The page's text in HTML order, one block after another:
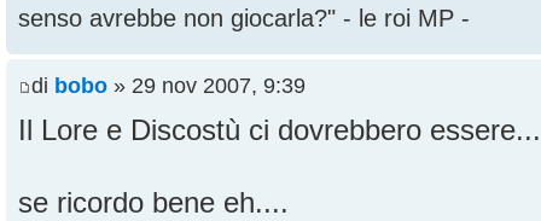
senso avrebbe non giocarla?" - le roi MP -
di bobo » 29 nov 2007, 9:39
Il Lore e Discostù ci dovrebbero
se ricordo bene eh....